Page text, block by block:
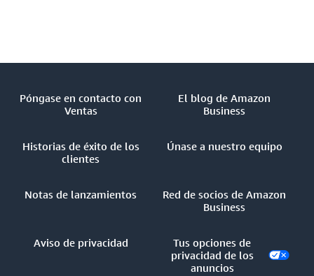
Póngase en contacto con
Ventas
El blog de Amazon
Business
Historias de éxito de los
clientes
Únase a nuestro equipo
Notas de lanzamientos
Red de socios de Amazon
Business
Aviso de privacidad
Tus opciones de
privacidad de los
anuncios